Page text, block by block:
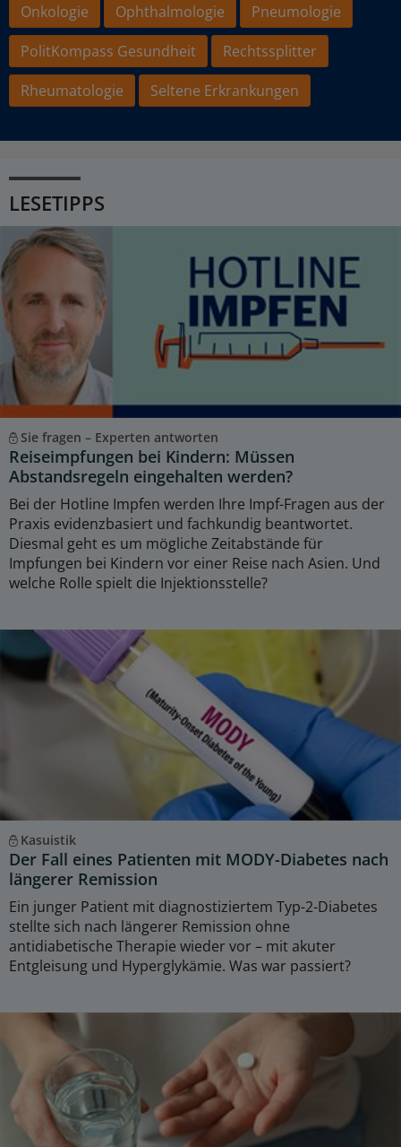
Onkologie
Ophthalmologie
Pneumologie
PolitKompass Gesundheit
Rechtssplitter
Rheumatologie
Seltene Erkrankungen
LESETIPPS
Sie fragen – Experten antworten
Reiseimpfungen bei Kindern: Müssen
Abstandsregeln eingehalten werden?
Bei der Hotline Impfen werden Ihre Impf-Fragen aus der
Praxis evidenzbasiert und fachkundig beantwortet.
Diesmal geht es um mögliche Zeitabstände für
Impfungen bei Kindern vor einer Reise nach Asien. Und
welche Rolle spielt die Injektionsstelle?
Kasuistik
Der Fall eines Patienten mit MODY-Diabetes nach
längerer Remission
Ein junger Patient mit diagnostiziertem Typ-2-Diabetes
stellte sich nach längerer Remission ohne
antidiabetische Therapie wieder vor – mit akuter
Entgleisung und Hyperglykämie. Was war passiert?